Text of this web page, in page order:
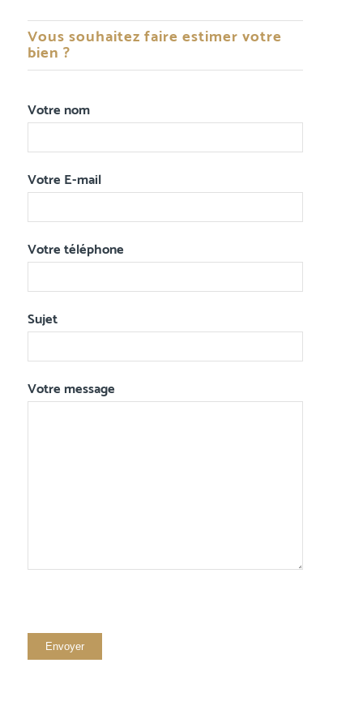
Vous souhaitez faire estimer votre
bien ?
Votre nom
Votre E-mail
Votre téléphone
Sujet
Votre message